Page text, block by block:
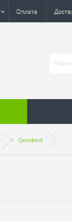
Оплата
Gembird